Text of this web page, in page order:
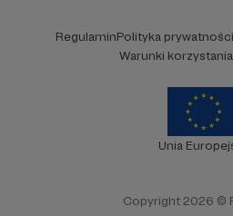
RegulaminPolityka prywatności
Warunki
Unia
Copyright 2026 ©